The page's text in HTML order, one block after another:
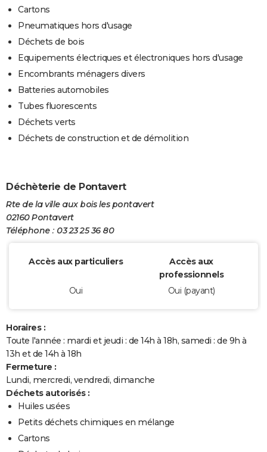
Cartons
Pneumatiques hors d'usage
Déchets de bois
Equipements électriques et électroniques hors d'usage
Encombrants ménagers divers
Batteries automobiles
Tubes fluorescents
Déchets verts
Déchets de construction et de démolition
Déchèterie de Pontavert
Rte de la ville aux bois les pontavert
02160 Pontavert
Téléphone : 03 23 25 36 80
Accès aux particuliers
Accès aux
professionnels
Oui
Oui (payant)
Horaires :
Toute l'année : mardi et jeudi : de 14h à 18h, samedi : de 9h à
13h et de 14h à 18h
Fermeture :
Lundi, mercredi, vendredi, dimanche
Déchets autorisés :
Huiles usées
Petits déchets chimiques en mélange
Cartons